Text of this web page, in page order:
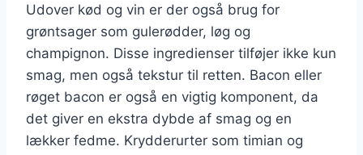
Udover kød og vin er der også brug for
grøntsager som gulerødder, løg og
champignon. Disse ingredienser tilføjer ikke kun
smag, men også tekstur til retten. Bacon eller
røget bacon er også en vigtig komponent, da
det giver en ekstra dybde af smag og en
lækker fedme. Krydderurter som timian og